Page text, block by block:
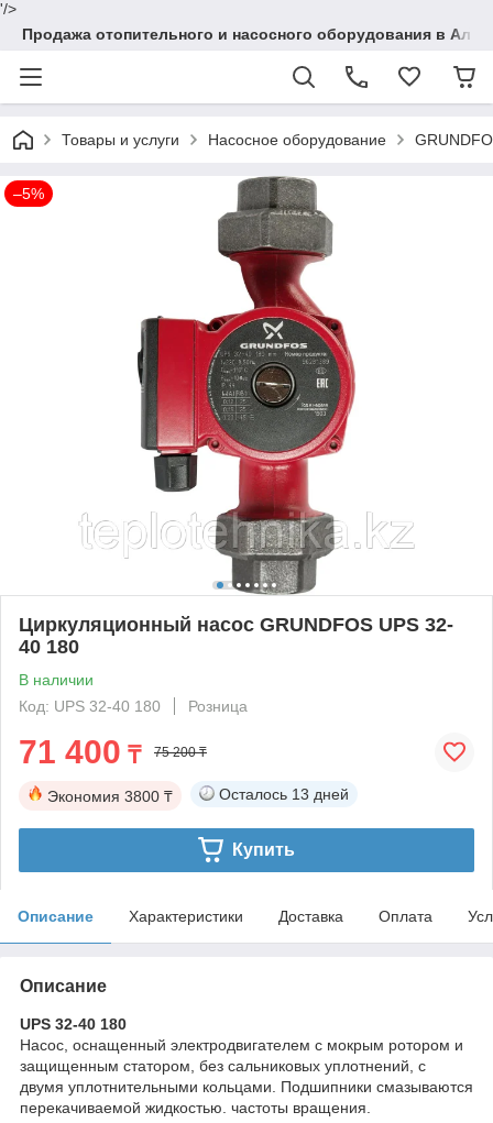
'/>
Продажа отопительного и насосного оборудования в
Товары и услуги Насосное оборудование
–5%
Циркуляционный насос GRUNDFOS UPS 32-
40 180
В наличии
Код: UPS 32-40 180
Розница
71 400 ₸ 75 200 ₸
Экономия 3800 ₸ Осталось 13 дней
Купить
Описание Характеристики Доставка Оплата
Описание
UPS 32-40 180
Насос, оснащенный электродвигателем с мокрым ротором и
защищенным статором, без сальниковых уплотнений, с
двумя уплотнительными кольцами. Подшипники смазываются
перекачиваемой жидкостью. частоты вращения.